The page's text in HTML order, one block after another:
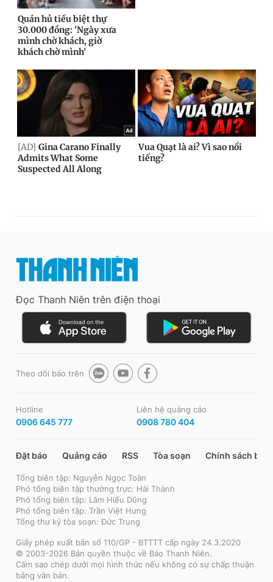
Đọc Thanh Niên trên điện thoại
Theo dõi báo trên
Hotline
0906 645 777
Liên hệ quảng cáo
0908 780 404
Đặt báo Quảng cáo RSS Tòa soạn Chính sách bảo
Tổng biên tập: Nguyễn Ngọc Toàn
Phó tổng biên tập thường trực: Hải Thành
Phó tổng biên tập: Lâm Hiếu Dũng
Phó tổng biên tập: Trần Việt Hưng
Tổng thư ký tòa soạn: Đức Trung
Giấy phép xuất bản số 110/GP - BTTTT cấp ngày 24.3.2020
© 2003-2026 Bản quyền thuộc về Báo Thanh Niên.
Cấm sao chép dưới mọi hình thức nếu không có sự chấp thuận
bằng văn bản.